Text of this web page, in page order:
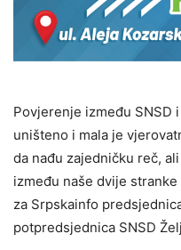
Povjerenje između SNSD
uništeno i mala je
da nađu zajedničku reč,
između naše dvije
za Srpskainfo
potpredsjednica SNSD